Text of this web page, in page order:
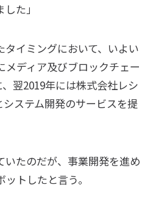
た」
イミングにおいて、いよい
メディア及びブロックチェー
翌2019年には株式会社レシ
ステム開発のサービスを提
たのだが、事業開発を進め
トしたと言う。